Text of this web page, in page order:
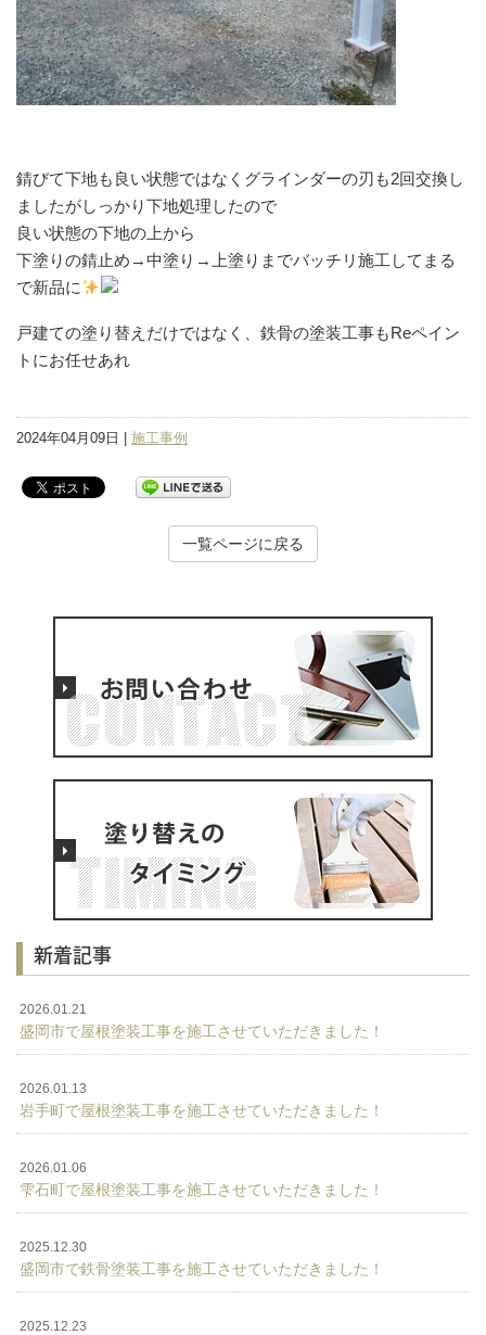
錆びて下地も良い状態ではなくグラインダーの刃も2回交換し
ましたがしっかり下地処理したので
良い状態の下地の上から
下塗りの錆止め→中塗り→上塗りまでバッチリ施工してまる
で新品に
戸建ての塗り替えだけではなく、鉄骨の塗装工事もReペイン
トにお任せあれ
2024年04月09日 | 施工事例
一覧ページに戻る
新着記事
2026.01.21
盛岡市で屋根塗装工事を施工させていただきました！
2026.01.13
岩手町で屋根塗装工事を施工させていただきました！
2026.01.06
雫石町で屋根塗装工事を施工させていただきました！
2025.12.30
盛岡市で鉄骨塗装工事を施工させていただきました！
2025.12.23